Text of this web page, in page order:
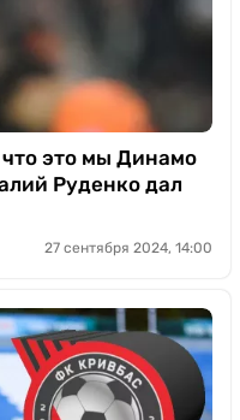
это мы Динамо
Руденко дал
27 сентября 2024, 14:00